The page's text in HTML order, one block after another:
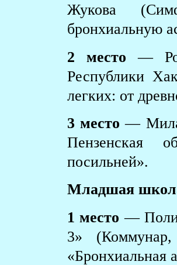
Жукова
бронхиальную
2 место —
Республики
легких: от
3 место —
Пензенская
посильней».
Младшая
1 место —
3» (Коммунар,
«Бронхиальная